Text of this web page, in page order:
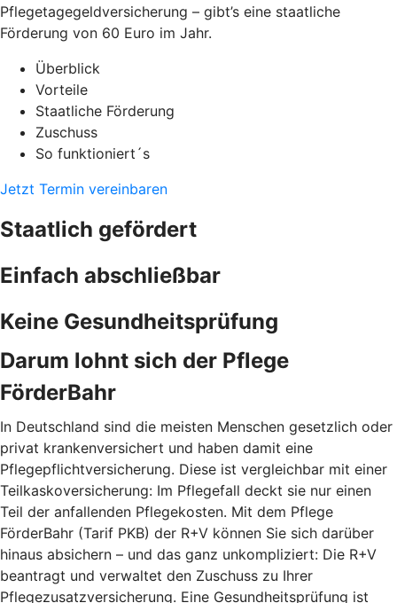
Pflegetagegeldversicherung – gibt’s eine staatliche
Förderung von 60 Euro im Jahr.
Überblick
Vorteile
Staatliche Förderung
Zuschuss
So funktioniert´s
Jetzt Termin vereinbaren
Staatlich gefördert
Einfach abschließbar
Keine Gesundheitsprüfung
Darum lohnt sich der Pflege
FörderBahr
In Deutschland sind die meisten Menschen gesetzlich oder
privat krankenversichert und haben damit eine
Pflegepflichtversicherung. Diese ist vergleichbar mit einer
Teilkaskoversicherung: Im Pflegefall deckt sie nur einen
Teil der anfallenden Pflegekosten. Mit dem Pflege
FörderBahr (Tarif PKB) der R+V können Sie sich darüber
hinaus absichern – und das ganz unkompliziert: Die R+V
beantragt und verwaltet den Zuschuss zu Ihrer
Pflegezusatzversicherung. Eine Gesundheitsprüfung ist